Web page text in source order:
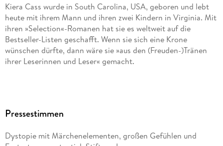
Kiera Cass wurde in South Carolina, USA, geboren und lebt
heute mit ihrem Mann und ihren zwei Kindern in Virginia. Mit
ihren »Selection«-Romanen hat sie es weltweit auf die
Bestseller-Listen geschafft. Wenn sie sich eine Krone
wünschen dürfte, dann wäre sie »aus den (Freuden-)Tränen
ihrer Leserinnen und Leser« gemacht.
Pressestimmen
Dystopie mit Märchenelementen, großen Gefühlen und